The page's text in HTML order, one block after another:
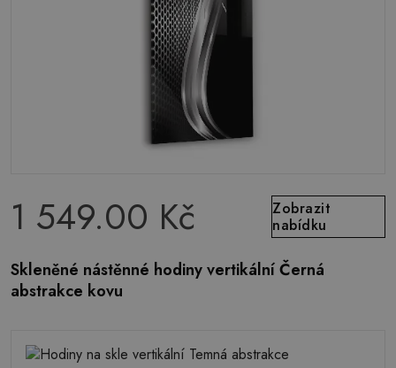
1 549.00 Kč
Zobrazit
nabídku
Skleněné nástěnné hodiny vertikální Černá
abstrakce kovu